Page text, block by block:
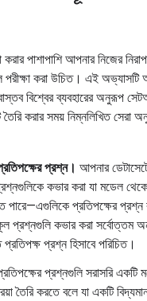
করার পাশাপাশি আপনার নিজের
পরীক্ষা করা উচিত। এই
বিশ্বের ব্যবহারের অনুরূপ
করার সময় নিম্নলিখিত সেরা
প্রশ্ন। আপনার
কভার করা যা মডেল
পারে—এগুলিকে প্রতিপক্ষের
প্রশ্নগুলি কভার করা সর্বোত্তম
প্রশ্ন হিসাবে পরিচিত।
প্রশ্নগুলি সরাসরি একটি
তৈরি করতে বলে যা একটি